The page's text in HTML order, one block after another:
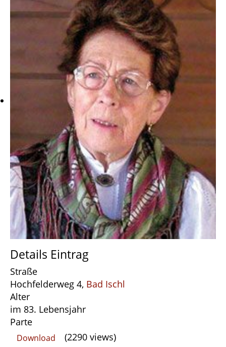
Details Eintrag
Straße
Hochfelderweg 4, Bad Ischl
Alter
im 83. Lebensjahr
Parte
Download (2290 views)